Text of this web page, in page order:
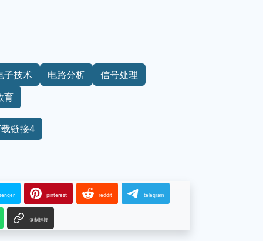
子技术 电路分析
信号处理
育
链接4
pinterest reddit telegram
复制链接